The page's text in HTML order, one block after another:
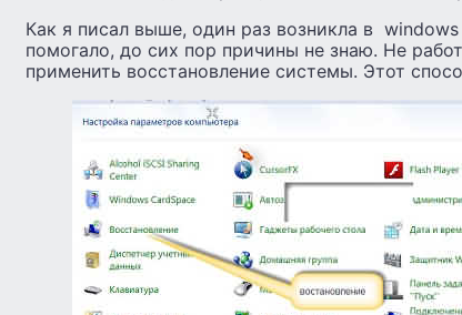
Как я писал выше, один раз возникла в
помогало, до сих пор причины не знаю. Не
применить восстановление системы. Этот